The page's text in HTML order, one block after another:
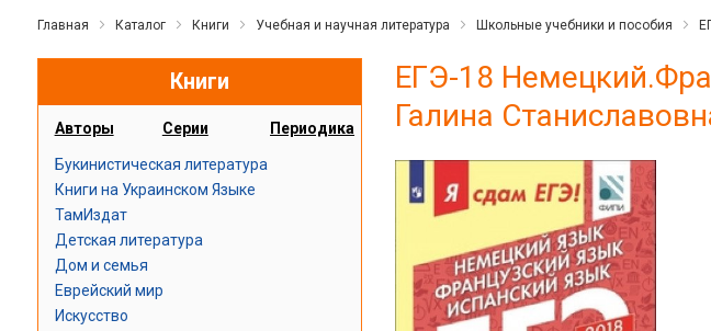
Главная Каталог Книги Учебная и научная литература Школьные учебники и пособия
Книги
Авторы Серии Периодика
Букинистическая литература
Книги на Украинском Языке
ТамИздат
Детская литература
Дом и семья
Еврейский мир
Искусство
ЕГЭ-18
Галина